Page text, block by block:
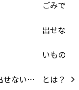
せない…